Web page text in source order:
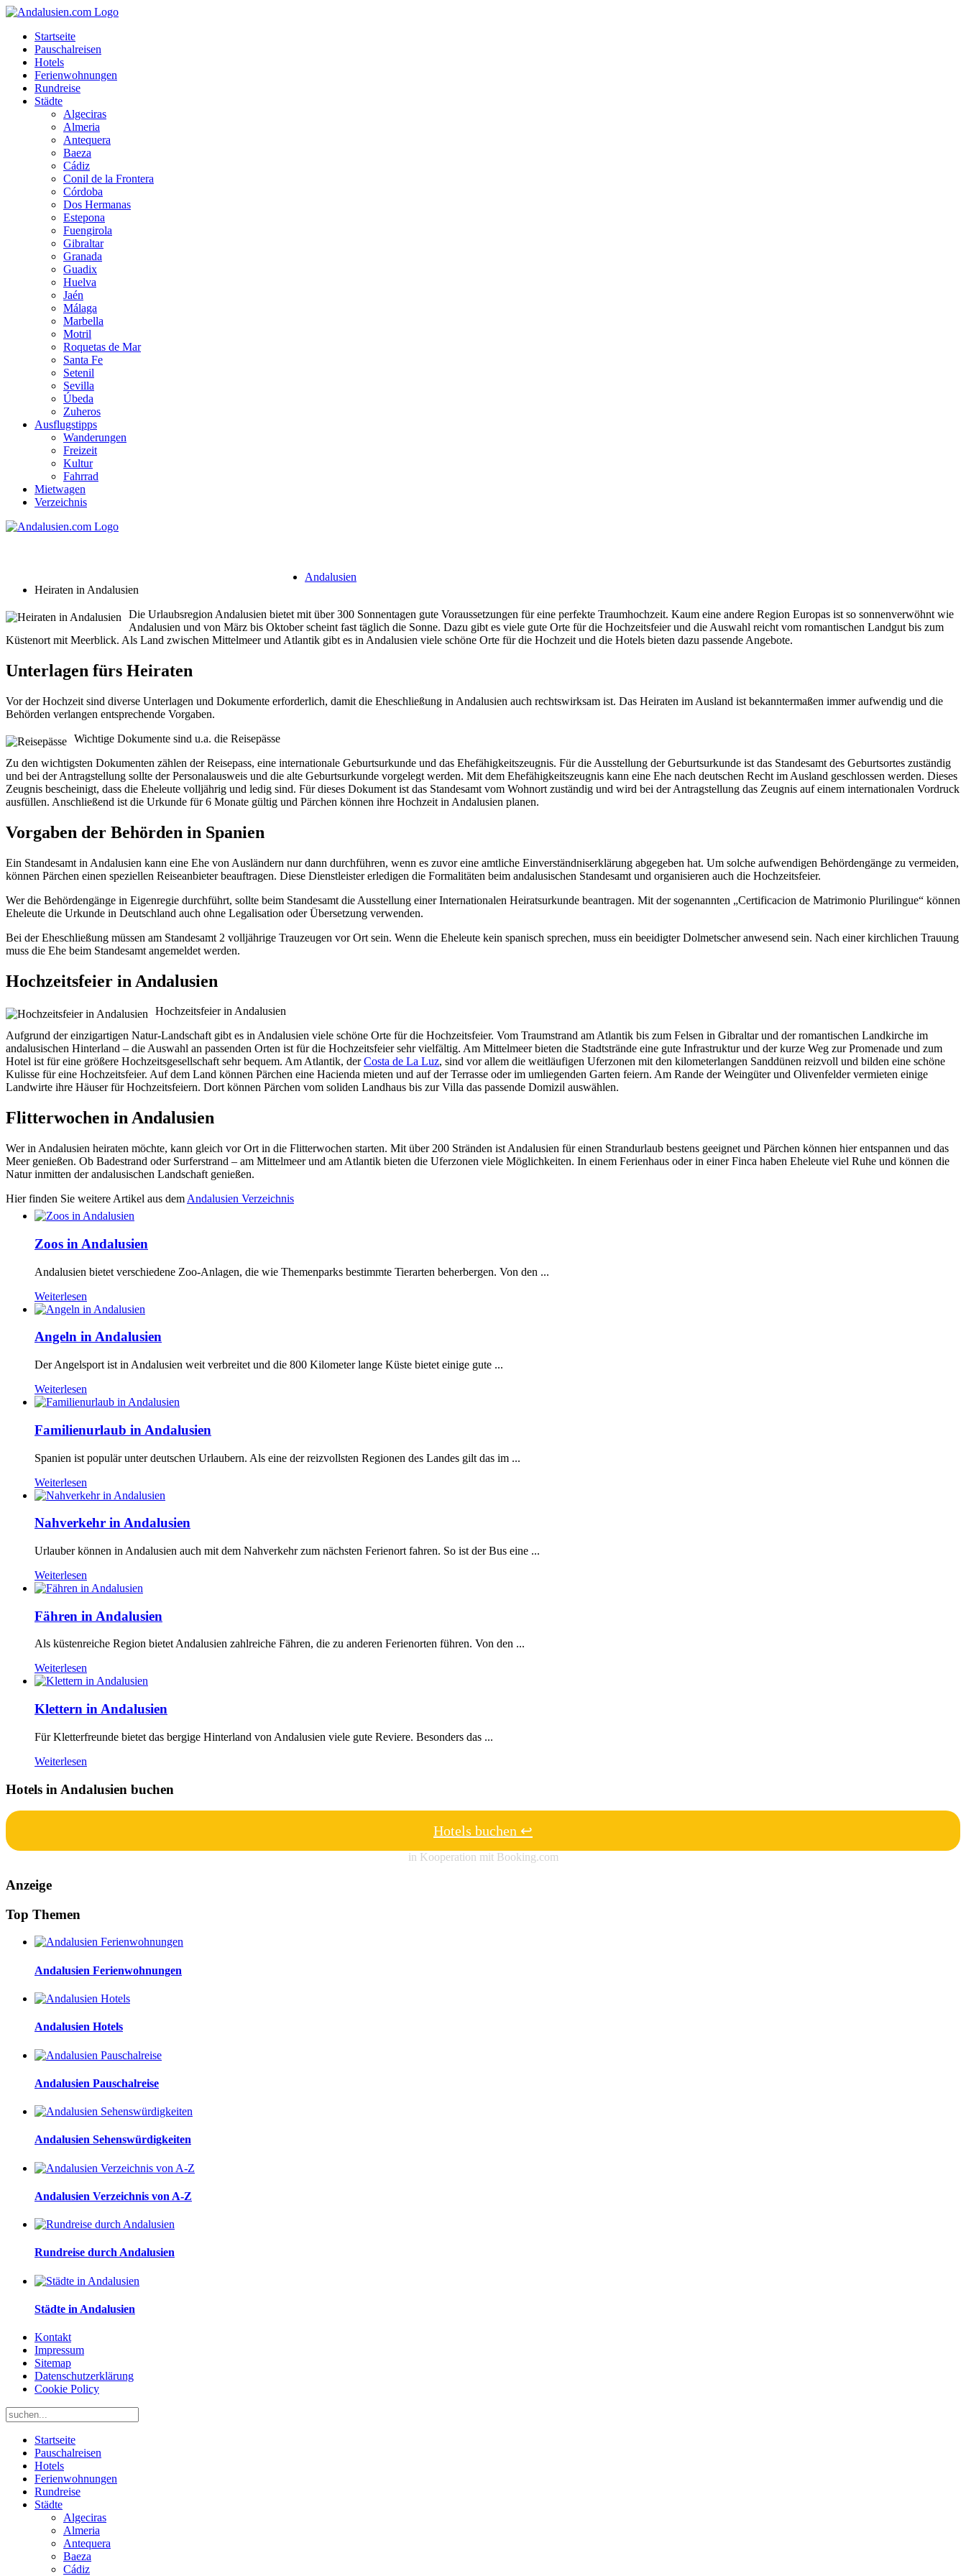
Startseite
Pauschalreisen
Hotels
Ferienwohnungen
Rundreise
Städte
Algeciras
Almeria
Antequera
Baeza
Cádiz
Conil de la Frontera
Córdoba
Dos Hermanas
Estepona
Fuengirola
Gibraltar
Granada
Guadix
Huelva
Jaén
Málaga
Marbella
Motril
Roquetas de Mar
Santa Fe
Setenil
Sevilla
Úbeda
Zuheros
Ausflugstipps
Wanderungen
Freizeit
Kultur
Fahrrad
Mietwagen
Verzeichnis
Andalusien
Heiraten in Andalusien
Die Urlaubsregion Andalusien bietet mit über 300 Sonnentagen gute Voraussetzungen für eine perfekte Traumhochzeit. Kaum eine andere Region Europas ist so sonnenverwöhnt wie
Andalusien und von März bis Oktober scheint fast täglich die Sonne. Dazu gibt es viele gute Orte für die Hochzeitsfeier und die Auswahl reicht vom romantischen Landgut bis zum
Küstenort mit Meerblick. Als Land zwischen Mittelmeer und Atlantik gibt es in Andalusien viele schöne Orte für die Hochzeit und die Hotels bieten dazu passende Angebote.
Unterlagen fürs Heiraten
Vor der Hochzeit sind diverse Unterlagen und Dokumente erforderlich, damit die Eheschließung in Andalusien auch rechtswirksam ist. Das Heiraten im Ausland ist bekanntermaßen immer aufwendig und die
Behörden verlangen entsprechende Vorgaben.
Wichtige Dokumente sind u.a. die Reisepässe
Zu den wichtigsten Dokumenten zählen der Reisepass, eine internationale Geburtsurkunde und das Ehefähigkeitszeugnis. Für die Ausstellung der Geburtsurkunde ist das Standesamt des Geburtsortes zuständig
und bei der Antragstellung sollte der Personalausweis und die alte Geburtsurkunde vorgelegt werden. Mit dem Ehefähigkeitszeugnis kann eine Ehe nach deutschen Recht im Ausland geschlossen werden. Dieses
Zeugnis bescheinigt, dass die Eheleute volljährig und ledig sind. Für dieses Dokument ist das Standesamt vom Wohnort zuständig und wird bei der Antragstellung das Zeugnis auf einem internationalen Vordruck
ausfüllen. Anschließend ist die Urkunde für 6 Monate gültig und Pärchen können ihre Hochzeit in Andalusien planen.
Vorgaben der Behörden in Spanien
Ein Standesamt in Andalusien kann eine Ehe von Ausländern nur dann durchführen, wenn es zuvor eine amtliche Einverständniserklärung abgegeben hat. Um solche aufwendigen Behördengänge zu vermeiden,
können Pärchen einen speziellen Reiseanbieter beauftragen. Diese Dienstleister erledigen die Formalitäten beim andalusischen Standesamt und organisieren auch die Hochzeitsfeier.
Wer die Behördengänge in Eigenregie durchführt, sollte beim Standesamt die Ausstellung einer Internationalen Heiratsurkunde beantragen. Mit der sogenannten „Certificacion de Matrimonio Plurilingue“ können
Eheleute die Urkunde in Deutschland auch ohne Legalisation oder Übersetzung verwenden.
Bei der Eheschließung müssen am Standesamt 2 volljährige Trauzeugen vor Ort sein. Wenn die Eheleute kein spanisch sprechen, muss ein beeidigter Dolmetscher anwesend sein. Nach einer kirchlichen Trauung
muss die Ehe beim Standesamt angemeldet werden.
Hochzeitsfeier in Andalusien
Hochzeitsfeier in Andalusien
Aufgrund der einzigartigen Natur-Landschaft gibt es in Andalusien viele schöne Orte für die Hochzeitsfeier. Vom Traumstrand am Atlantik bis zum Felsen in Gibraltar und der romantischen Landkirche im
andalusischen Hinterland – die Auswahl an passenden Orten ist für die Hochzeitsfeier sehr vielfältig. Am Mittelmeer bieten die Stadtstrände eine gute Infrastruktur und der kurze Weg zur Promenade und zum
Hotel ist für eine größere Hochzeitsgesellschaft sehr bequem. Am Atlantik, derCosta de La Luz, sind vor allem die weitläufigen Uferzonen mit den kilometerlangen Sanddünen reizvoll und bilden eine schöne
Kulisse für eine Hochzeitsfeier. Auf dem Land können Pärchen eine Hacienda mieten und auf der Terrasse oder im umliegenden Garten feiern. Am Rande der Weingüter und Olivenfelder vermieten einige
Landwirte ihre Häuser für Hochzeitsfeiern. Dort können Pärchen vom soliden Landhaus bis zur Villa das passende Domizil auswählen.
Flitterwochen in Andalusien
Wer in Andalusien heiraten möchte, kann gleich vor Ort in die Flitterwochen starten. Mit über 200 Stränden ist Andalusien für einen Strandurlaub bestens geeignet und Pärchen können hier entspannen und das
Meer genießen. Ob Badestrand oder Surferstrand – am Mittelmeer und am Atlantik bieten die Uferzonen viele Möglichkeiten. In einem Ferienhaus oder in einer Finca haben Eheleute viel Ruhe und können die
Natur inmitten der andalusischen Landschaft genießen.
Hier finden Sie weitere Artikel aus dem Andalusien Verzeichnis
Zoos in Andalusien
Andalusien bietet verschiedene Zoo-Anlagen, die wie Themenparks bestimmte Tierarten beherbergen. Von den ...
Weiterlesen
Angeln in Andalusien
Der Angelsport ist in Andalusien weit verbreitet und die 800 Kilometer lange Küste bietet einige gute ...
Weiterlesen
Familienurlaub in Andalusien
Spanien ist populär unter deutschen Urlaubern. Als eine der reizvollsten Regionen des Landes gilt das im ...
Weiterlesen
Nahverkehr in Andalusien
Urlauber können in Andalusien auch mit dem Nahverkehr zum nächsten Ferienort fahren. So ist der Bus eine ...
Weiterlesen
Fähren in Andalusien
Als küstenreiche Region bietet Andalusien zahlreiche Fähren, die zu anderen Ferienorten führen. Von den ...
Weiterlesen
Klettern in Andalusien
Für Kletterfreunde bietet das bergige Hinterland von Andalusien viele gute Reviere. Besonders das ...
Weiterlesen
Hotels in Andalusien buchen
Hotels buchen ↩
in Kooperation mit Booking.com
Anzeige
Top Themen
Andalusien Ferienwohnungen
Andalusien Hotels
Andalusien Pauschalreise
Andalusien Sehenswürdigkeiten
Andalusien Verzeichnis von A-Z
Rundreise durch Andalusien
Städte in Andalusien
Kontakt
Impressum
Sitemap
Datenschutzerklärung
Cookie Policy
Startseite
Pauschalreisen
Hotels
Ferienwohnungen
Rundreise
Städte
Algeciras
Almeria
Antequera
Baeza
Cádiz